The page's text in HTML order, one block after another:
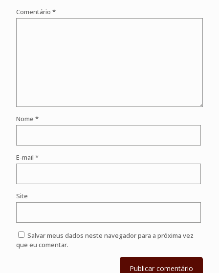
Comentário *
Nome *
E-mail *
Site
Salvar meus dados neste navegador para a próxima vez
que eu comentar.